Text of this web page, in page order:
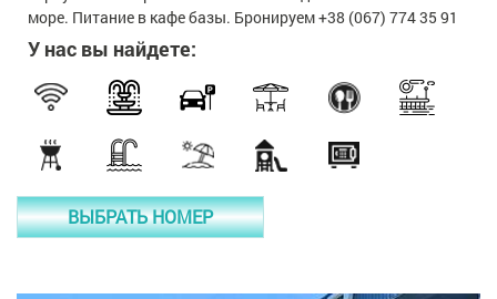
море. Питание в кафе базы. Бронируем +38 (067) 774 35 91
У нас вы найдете:
ВЫБРАТЬ НОМЕР